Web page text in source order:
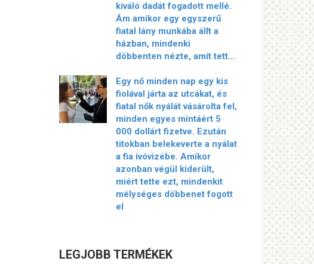
kiváló dadát fogadott mellé.
Ám amikor egy egyszerű
fiatal lány munkába állt a
házban, mindenki
döbbenten nézte, amit tett…
Egy nő minden nap egy kis
fiolával járta az utcákat, és
fiatal nők nyálát vásárolta fel,
minden egyes mintáért 5
000 dollárt fizetve. Ezután
titokban belekeverte a nyálat
a fia ivóvizébe. Amikor
azonban végül kiderült,
miért tette ezt, mindenkit
mélységes döbbenet fogott
el
LEGJOBB TERMÉKEK